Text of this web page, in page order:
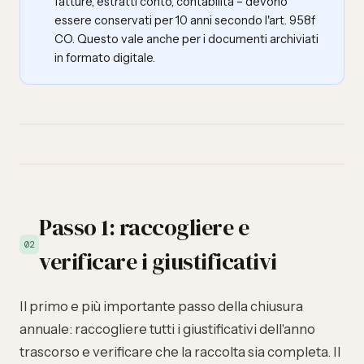
essere conservati per 10 anni secondo l'art. 958f
CO. Questo vale anche per i documenti archiviati
in formato digitale.
02
Passo 1: raccogliere e
verificare i giustificativi
Il primo e più importante passo della chiusura
annuale: raccogliere tutti i giustificativi dell'anno
trascorso e verificare che la raccolta sia completa. Il